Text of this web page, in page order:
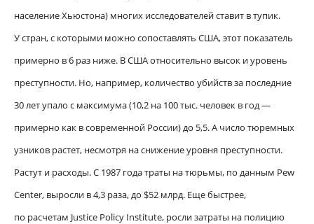
население Хьюстона) многих исследователей ставит в тупик.
У стран, с которыми можно сопоставлять США, этот показатель
примерно в 6 раз ниже. В США относительно высок и уровень
преступности. Но, например, количество убийств за последние
30 лет упало с максимума (10,2 на 100 тыс. человек в год —
примерно как в современной России) до 5,5. А число тюремных
узников растет, несмотря на снижение уровня преступности.
Растут и расходы. С 1987 года траты на тюрьмы, по данным Pew
Center, выросли в 4,3 раза, до $52 млрд. Еще быстрее,
по расчетам Justice Policy Institute, росли затраты на полицию